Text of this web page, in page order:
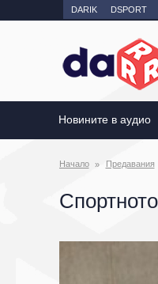
DARIK DSPORT
Новините в аудио
Начало Предавания